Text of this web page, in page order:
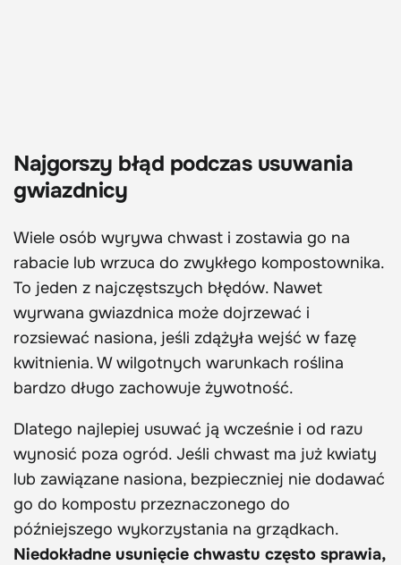
Najgorszy błąd podczas usuwania
gwiazdnicy
Wiele osób wyrywa chwast i zostawia go na
rabacie lub wrzuca do zwykłego kompostownika.
To jeden z najczęstszych błędów. Nawet
wyrwana gwiazdnica może dojrzewać i
rozsiewać nasiona, jeśli zdążyła wejść w fazę
kwitnienia. W wilgotnych warunkach roślina
bardzo długo zachowuje żywotność.
Dlatego najlepiej usuwać ją wcześnie i od razu
wynosić poza ogród. Jeśli chwast ma już kwiaty
lub zawiązane nasiona, bezpieczniej nie dodawać
go do kompostu przeznaczonego do
późniejszego wykorzystania na grządkach.
Niedokładne usunięcie chwastu często sprawia,